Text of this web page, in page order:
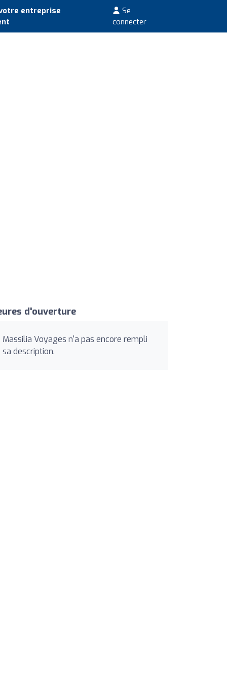
entreprise
Se
connecter
d'ouverture
Massilia Voyages n'a pas encore rempli
sa description.